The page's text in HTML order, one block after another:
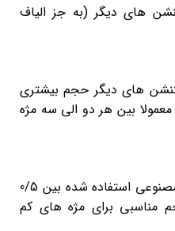
های دیگر (به جز الیاف
های دیگر حجم بیشتری
آن 5/0 است و معمولا بین هر دو الی سه مژه
در این نوع ضخامت مژه های مصنوعی استفاده شده بین 0/5
مناسبی برای مژه های کم